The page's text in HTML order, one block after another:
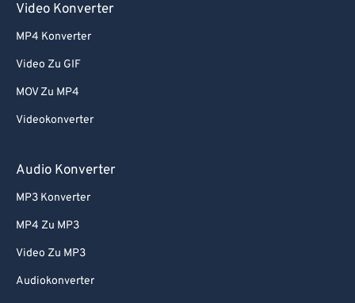
Video Konverter
MP4 Konverter
Video Zu GIF
MOV Zu MP4
Videokonverter
Audio Konverter
MP3 Konverter
MP4 Zu MP3
Video Zu MP3
Audiokonverter